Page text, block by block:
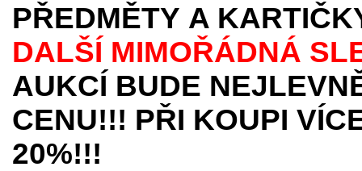
PŘEDMĚTY A
DALŠÍ MIMOŘÁDNÁ
AUKCÍ BUDE
CENU!!! PŘI KOUPI
20%!!!